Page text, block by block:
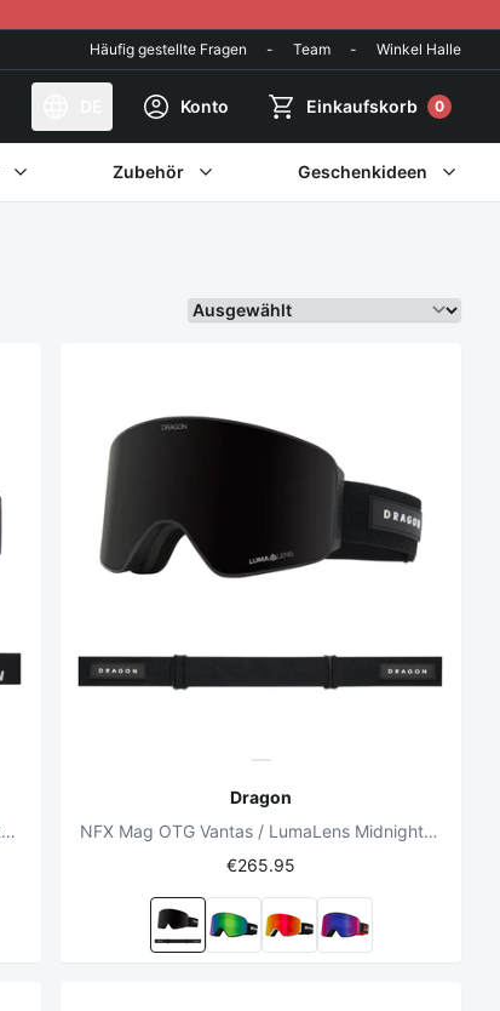
Häufig gestellte Fragen
- Team - Winkel Halle
Konto Einkaufskorb 0
Zubehör Geschenkideen
Sortieren Sie weiter
DX3 Plus OTG Nouveau Black/LumaLens Red Ionized + LumaLens Dark Smoke Snowboard Goggles
Dragon
NFX Mag OTG Vantas / LumaLens Midnight +LumaLens Violet Snowboard Goggles
€265.95